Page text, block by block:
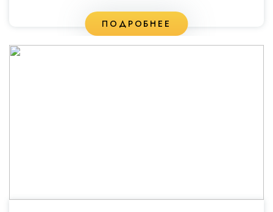
ПОДРОБНЕЕ